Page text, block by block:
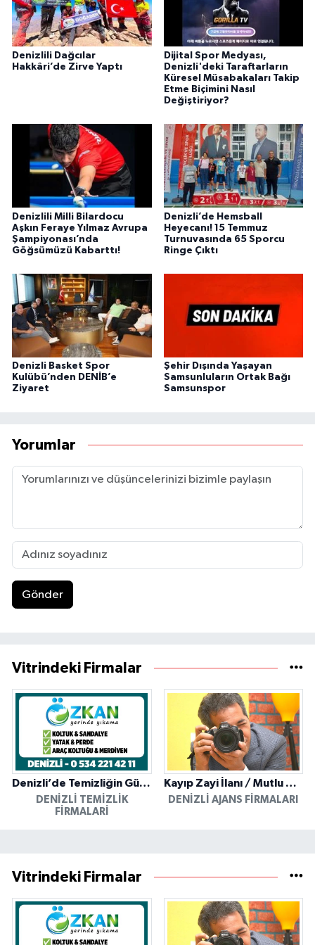
Denizlili Dağcılar
Hakkâri’de Zirve Yaptı
Dijital Spor Medyası,
Denizli'deki Taraftarların
Küresel Müsabakaları Takip
Etme Biçimini Nasıl
Değiştiriyor?
Denizlili Milli Bilardocu
Aşkın Feraye Yılmaz Avrupa
Şampiyonası’nda
Göğsümüzü Kabarttı!
Denizli’de Hemsball
Heyecanı! 15 Temmuz
Turnuvasında 65 Sporcu
Ringe Çıktı
Denizli Basket Spor
Kulübü’nden DENİB’e
Ziyaret
Şehir Dışında Yaşayan
Samsunluların Ortak Bağı
Samsunspor
Yorumlar
Gönder
Vitrindeki Firmalar
Denizli’de Temizliğin Güvenilir Adresi: Özkan Yerinde Yıkama
DENIZLI TEMIZLIK
FIRMALARI
Kayıp Zayi İlanı / Mutlu Ajans / Denizli
DENIZLI AJANS FIRMALARI
Vitrindeki Firmalar